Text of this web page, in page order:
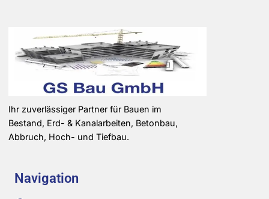
Ihr zuverlässiger Partner für Bauen im
Bestand, Erd- & Kanalarbeiten, Betonbau,
Abbruch, Hoch- und Tiefbau.
Navigation